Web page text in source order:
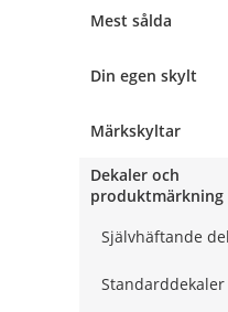
Mest sålda
Din egen skylt
Märkskyltar
Dekaler och
produktmärkning
Självhäftande
Standarddekaler